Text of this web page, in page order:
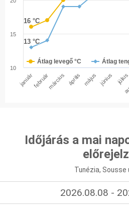
16 °C
16 °C
13 °C
13 °C
Átlag levegő °C Átlag
januárfebruármárcius április május június július
10
15
Időjárás a mai
Tunézia,
2026.08.08 -